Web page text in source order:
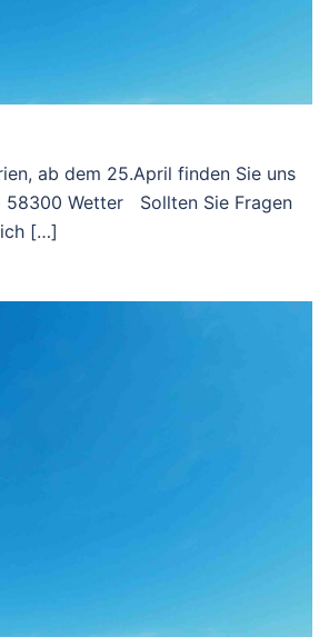
ab dem 25.April finden Sie uns
58300 Wetter Sollten Sie Fragen
[…]